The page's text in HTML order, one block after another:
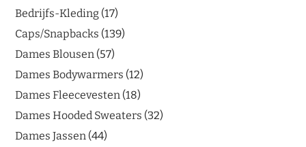
Bedrijfs-Kleding 17
Caps/Snapbacks 139
Dames Blousen 57
Dames Bodywarmers 12
Dames Fleecevesten 18
Dames Hooded Sweaters 32
Dames Jassen 44